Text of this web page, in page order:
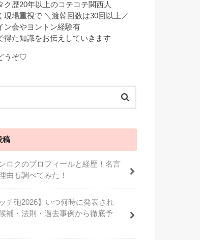
歴20年以上のコテコテ関西人
場重視で ＼渡韓回数は30回以上／
会やヨントン経験有
た知識をお伝えしていきます
うぞ♡
稿
ロクのプロフィールと経歴！名言
由も調べてみた！
チ砲2026】いつ何時に発表され
補・法則・過去事例から徹底予